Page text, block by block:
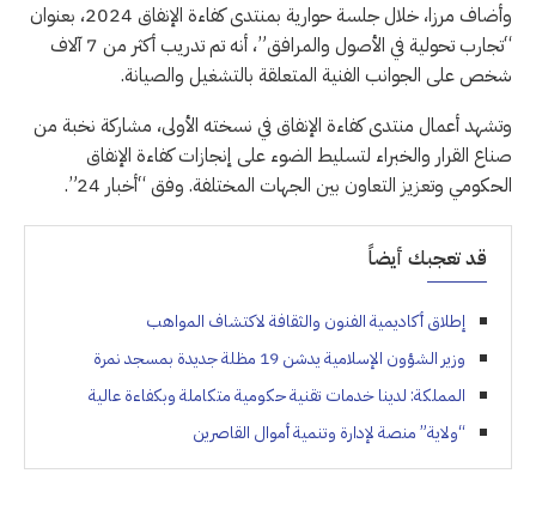
وأضاف مرزا، خلال جلسة حوارية بمنتدى كفاءة الإنفاق 2024، بعنوان
“تجارب تحولية في الأصول والمرافق”، أنه تم تدريب أكثر من 7 آلاف
شخص على الجوانب الفنية المتعلقة بالتشغيل والصيانة.
وتشهد أعمال منتدى كفاءة الإنفاق في نسخته الأولى، مشاركة نخبة من
صناع القرار والخبراء لتسليط الضوء على إنجازات كفاءة الإنفاق
الحكومي وتعزيز التعاون بين الجهات المختلفة. وفق “أخبار 24”.
قد تعجبك أيضاً
إطلاق أكاديمية الفنون والثقافة لاكتشاف المواهب
وزير الشؤون الإسلامية يدشن 19 مظلة جديدة بمسجد نمرة
المملكة: لدينا خدمات تقنية حكومية متكاملة وبكفاءة عالية
“ولاية” منصة لإدارة وتنمية أموال القاصرين